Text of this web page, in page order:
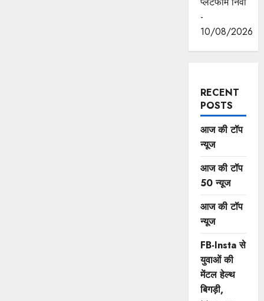
-
10/08/2026
RECENT
POSTS
आज की टॉप
न्यूज
आज की टॉप
50 न्यूज
आज की टॉप
न्यूज
FB-Insta से
युवाओं की
मेंटल हेल्थ
बिगड़ी,